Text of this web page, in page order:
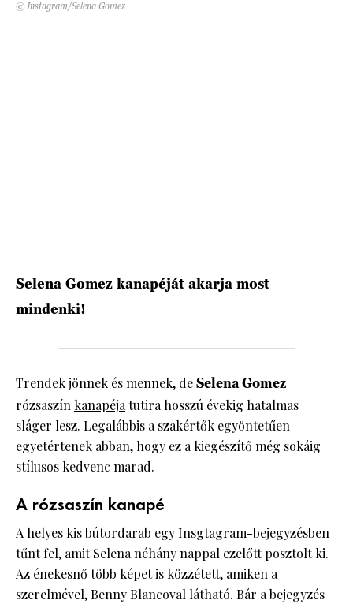
© Instagram/Selena Gomez
Selena Gomez kanapéját akarja most
mindenki!
Trendek jönnek és mennek, deSelena Gomez
rózsaszín kanapéjatutira hosszú évekig hatalmas
sláger lesz. Legalábbis a szakértők egyöntetűen
egyetértenek abban, hogy ez a kiegészítő még sokáig
stílusos kedvenc marad.
A rózsaszín kanapé
A helyes kis bútordarab egy Insgtagram-bejegyzésben
tűnt fel, amit Selena néhány nappal ezelőtt posztolt ki.
Az énekesnő több képet is közzétett, amiken a
szerelmével, Benny Blancoval látható. Bár a bejegyzés